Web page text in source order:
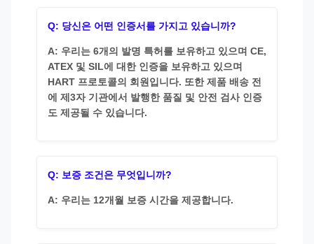
Q: 당신은 어떤 인증서를 가지고 있습니까?
A: 우리는 6개의 발명 특허를 보유하고 있으며 CE,
ATEX 및 SIL에 대한 인증을 보유하고 있으며
HART 프로토콜의 회원입니다. 또한 제품 배송 전
에 제3자 기관에서 발행한 품질 및 안전 검사 인증
도 제공될 수 있습니다.
Q: 보증 조건은 무엇입니까?
A: 우리는 12개월 보증 시간을 제공합니다.